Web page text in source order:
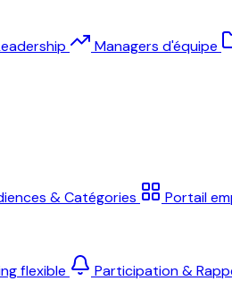
Managers d'équipe
& Catégories
Portail
flexible Participation &